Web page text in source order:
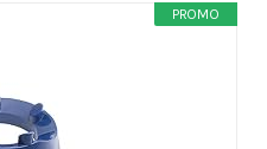
PROMO